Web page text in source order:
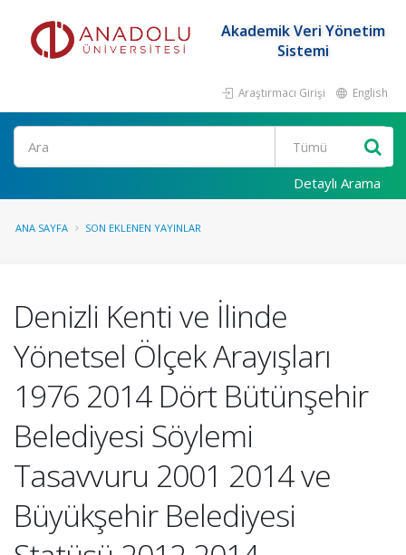
Akademik Veri Yönetim
Sistemi
Araştırmacı Girişi English
Ara
Detaylı Arama
ANA SAYFA SON EKLENEN YAYINLAR
Denizli Kenti ve İlinde
Yönetsel Ölçek Arayışları
1976 2014 Dört Bütünşehir
Belediyesi Söylemi
Tasavvuru 2001 2014 ve
Büyükşehir Belediyesi